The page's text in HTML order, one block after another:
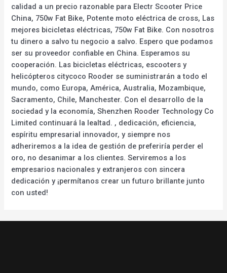
calidad a un precio razonable para Electr Scooter Price
China, 750w Fat Bike, Potente moto eléctrica de cross, Las
mejores bicicletas eléctricas, 750w Fat Bike. Con nosotros
tu dinero a salvo tu negocio a salvo. Espero que podamos
ser su proveedor confiable en China. Esperamos su
cooperación. Las bicicletas eléctricas, escooters y
helicópteros citycoco Rooder se suministrarán a todo el
mundo, como Europa, América, Australia, Mozambique,
Sacramento, Chile, Manchester. Con el desarrollo de la
sociedad y la economía, Shenzhen Rooder Technology Co
Limited continuará la lealtad. , dedicación, eficiencia,
espíritu empresarial innovador, y siempre nos
adheriremos a la idea de gestión de preferiría perder el
oro, no desanimar a los clientes. Serviremos a los
empresarios nacionales y extranjeros con sincera
dedicación y ¡permítanos crear un futuro brillante junto
con usted!